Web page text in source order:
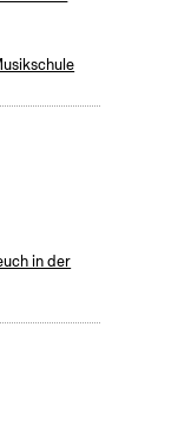
in der